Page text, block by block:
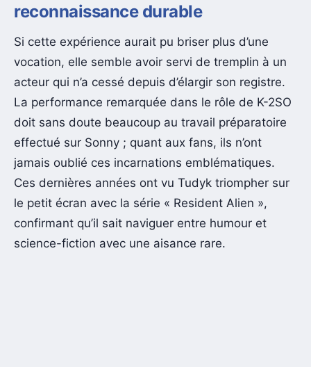
reconnaissance durable
Si cette expérience aurait pu briser plus d’une
vocation, elle semble avoir servi de tremplin à un
acteur qui n’a cessé depuis d’élargir son registre.
La performance remarquée dans le rôle de K-2SO
doit sans doute beaucoup au travail préparatoire
effectué sur Sonny ; quant aux fans, ils n’ont
jamais oublié ces incarnations emblématiques.
Ces dernières années ont vu Tudyk triompher sur
le petit écran avec la série « Resident Alien »,
confirmant qu’il sait naviguer entre humour et
science-fiction avec une aisance rare.